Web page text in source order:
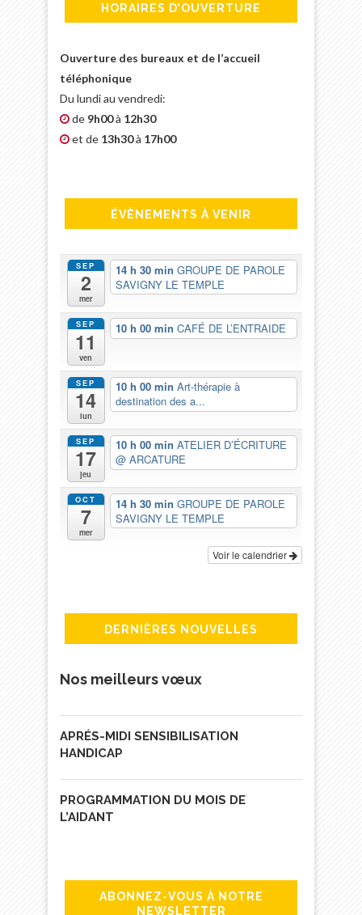
HORAIRES D’OUVERTURE
Ouverture des bureaux et de l’accueil
téléphonique
Du lundi au vendredi:
de 9h00à 12h30
et de 13h30à 17h00
ÉVÈNEMENTS À VENIR
SEP
2
mer
14 h 30 min GROUPE DE PAROLE
SAVIGNY LE TEMPLE
SEP
11
ven
10 h 00 min CAFÉ DE L’ENTRAIDE
SEP
14
lun
10 h 00 min Art-thérapie à
destination des a...
SEP
17
jeu
10 h 00 min ATELIER D’ÉCRITURE
@ ARCATURE
OCT
7
mer
14 h 30 min GROUPE DE PAROLE
SAVIGNY LE TEMPLE
Voir le calendrier
DERNIÈRES NOUVELLES
Nos meilleurs vœux
APRÉS-MIDI SENSIBILISATION
HANDICAP
PROGRAMMATION DU MOIS DE
L’AIDANT
ABONNEZ-VOUS À NOTRE
NEWSLETTER